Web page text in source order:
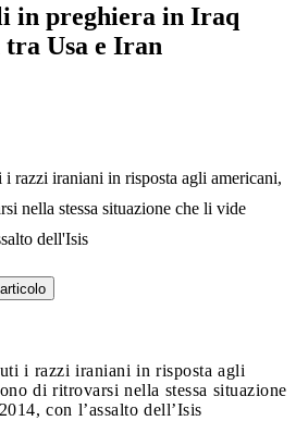
in preghiera in Iraq
Usa e Iran
razzi iraniani in risposta agli americani,
nella stessa situazione che li vide
dell'Isis
i razzi iraniani in risposta agli
di ritrovarsi nella stessa situazione
con l’assalto dell’Isis